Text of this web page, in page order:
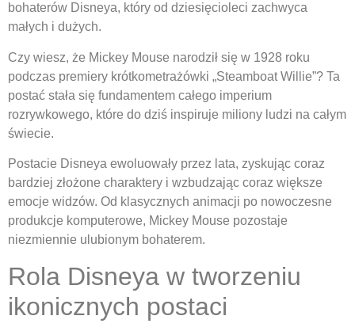
bohaterów Disneya, który od dziesięcioleci zachwyca
małych i dużych.
Czy wiesz, że Mickey Mouse narodził się w 1928 roku
podczas premiery krótkometrażówki „Steamboat Willie”? Ta
postać stała się fundamentem całego imperium
rozrywkowego, które do dziś inspiruje miliony ludzi na całym
świecie.
Postacie Disneya ewoluowały przez lata, zyskując coraz
bardziej złożone charaktery i wzbudzając coraz większe
emocje widzów. Od klasycznych animacji po nowoczesne
produkcje komputerowe, Mickey Mouse pozostaje
niezmiennie ulubionym bohaterem.
Rola Disneya w tworzeniu
ikonicznych postaci